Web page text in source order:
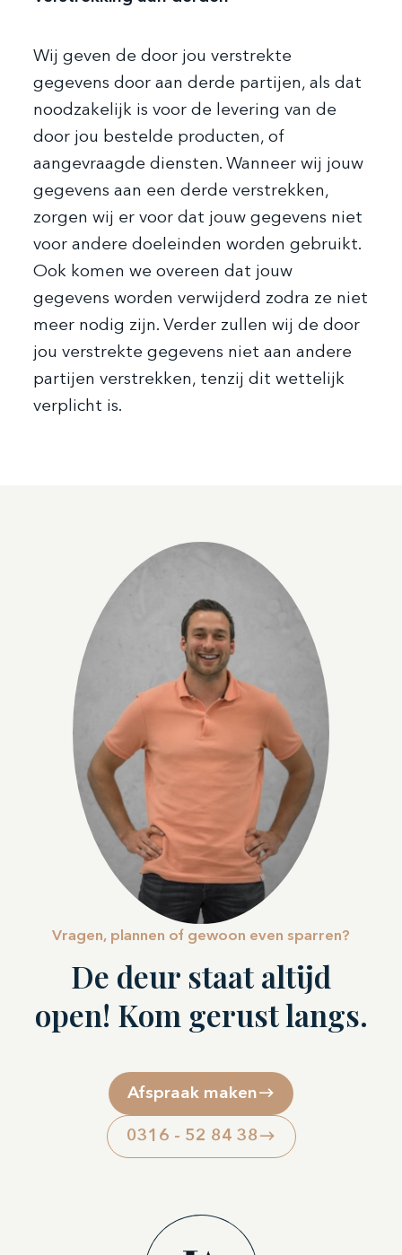
Wij geven de door jou verstrekte
gegevens door aan derde partijen, als dat
noodzakelijk is voor de levering van de
door jou bestelde producten, of
aangevraagde diensten. Wanneer wij jouw
gegevens aan een derde verstrekken,
zorgen wij er voor dat jouw gegevens niet
voor andere doeleinden worden gebruikt.
Ook komen we overeen dat jouw
gegevens worden verwijderd zodra ze niet
meer nodig zijn. Verder zullen wij de door
jou verstrekte gegevens niet aan andere
partijen verstrekken, tenzij dit wettelijk
verplicht is.
Vragen, plannen of gewoon even sparren?
De deur staat altijd
open! Kom gerust langs.
Afspraak maken
0316 - 52 84 38